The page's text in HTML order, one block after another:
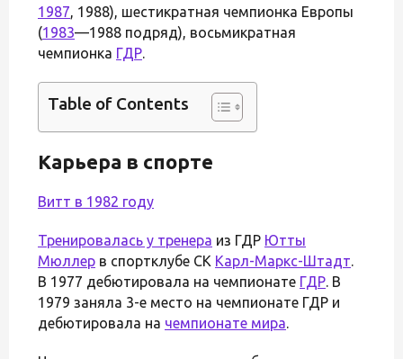
1987, 1988), шестикратная чемпионка Европы
(1983—1988 подряд), восьмикратная
чемпионка ГДР.
Table of Contents
Карьера в спорте
Витт в 1982 году
Тренировалась у тренера из ГДР Ютты
Мюллер в спортклубе СК Карл-Маркс-Штадт.
В 1977 дебютировала на чемпионате ГДР. В
1979 заняла 3-е место на чемпионате ГДР и
дебютировала на чемпионате мира.